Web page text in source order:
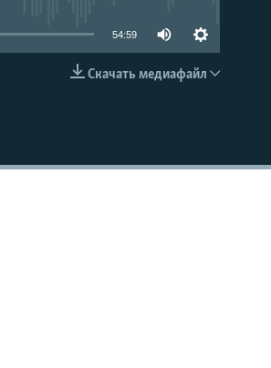
EMBED
54:59
Скачать медиафайл